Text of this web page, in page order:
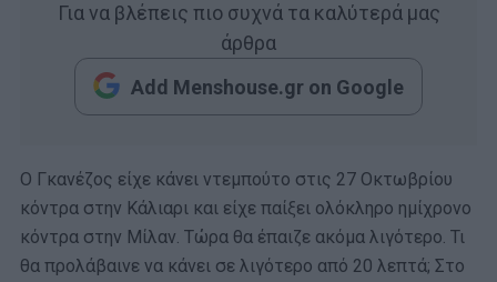
Για να βλέπεις πιο συχνά τα καλύτερά μας
άρθρα
Add Menshouse.gr on Google
Ο Γκανέζος είχε κάνει ντεμπούτο στις 27 Οκτωβρίου
κόντρα στην Κάλιαρι και είχε παίξει ολόκληρο ημίχρονο
κόντρα στην Μίλαν. Τώρα θα έπαιζε ακόμα λιγότερο. Τι
θα προλάβαινε να κάνει σε λιγότερο από 20 λεπτά; Στο